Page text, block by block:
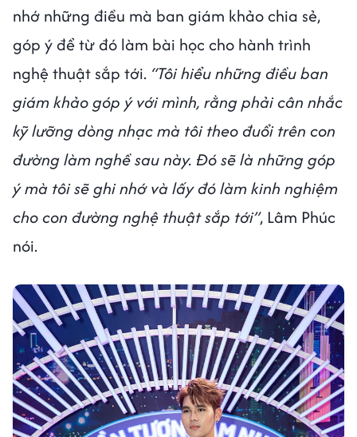
nhớ những điều mà ban giám khảo chia sẻ,
góp ý để từ đó làm bài học cho hành trình
nghệ thuật sắp tới. “Tôi hiểu những điều ban
giám khảo góp ý với mình, rằng phải cân nhắc
kỹ lưỡng dòng nhạc mà tôi theo đuổi trên con
đường làm nghề sau này. Đó sẽ là những góp
ý mà tôi sẽ ghi nhớ và lấy đó làm kinh nghiệm
cho con đường nghệ thuật sắp tới”, Lâm Phúc
nói.